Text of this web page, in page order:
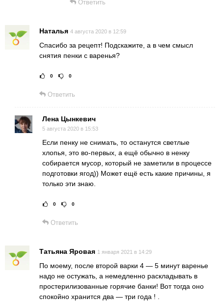
Ответить
Наталья 4 августа 2020 в 12:59
Спасибо за рецепт! Подскажите, а в чем смысл
снятия пенки с варенья?
Рейтинг статьи:
0 0
Ответить
Лена Цынкевич
5 августа 2020 в 15:53
Если пенку не снимать, то останутся светлые
хлопья, это во-первых, а ещё обычно в ненку
собирается мусор, который не заметили в процессе
подготовки ягод)) Может ещё есть какие причины, я
только эти знаю.
Рейтинг статьи:
0 0
Ответить
Татьяна Яровая 1 января 2021 в 14:29
По моему, после второй варки 4 — 5 минут варенье
надо не остужать, а немедленно раскладывать в
простерилизованные горячие банки! Вот тогда оно
спокойно хранится два — три года ! .